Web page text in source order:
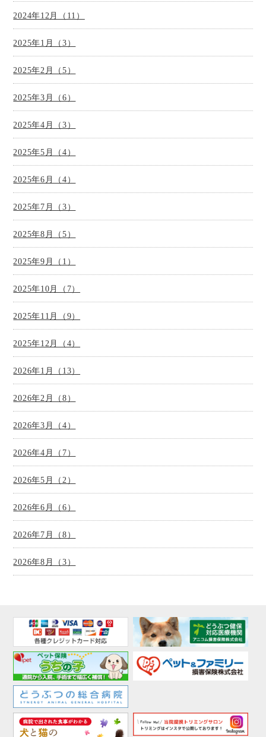
2024年12月（11）
2025年1月（3）
2025年2月（5）
2025年3月（6）
2025年4月（3）
2025年5月（4）
2025年6月（4）
2025年7月（3）
2025年8月（5）
2025年9月（1）
2025年10月（7）
2025年11月（9）
2025年12月（4）
2026年1月（13）
2026年2月（8）
2026年3月（4）
2026年4月（7）
2026年5月（2）
2026年6月（6）
2026年7月（8）
2026年8月（3）